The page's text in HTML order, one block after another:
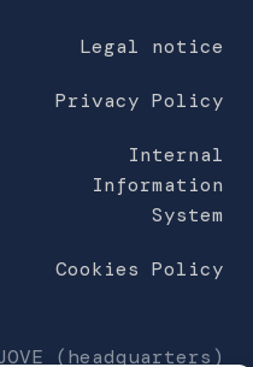
Legal notice
Privacy Policy
Internal
Information
System
Cookies Policy
JOVE (headquarters)